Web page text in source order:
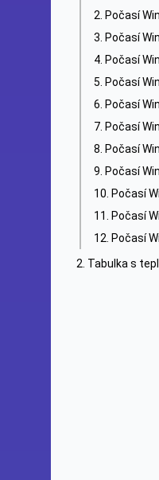
Počasí
Počasí
Počasí
Počasí
Počasí
Počasí
Počasí
Počasí
Počasí
Počasí
Počasí
Tabulka s